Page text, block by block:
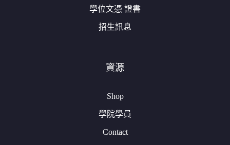
學位文憑 證書
招生訊息
資源
Shop
學院學員
Contact